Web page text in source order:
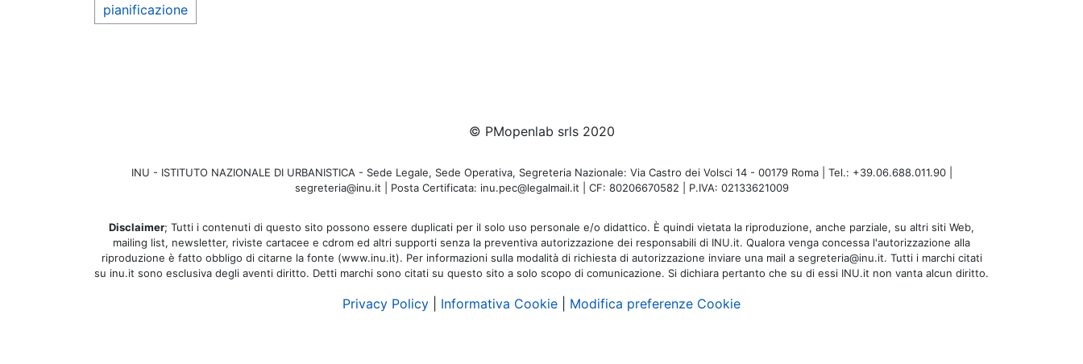
pianificazione
© PMopenlab srls 2020
INU - ISTITUTO NAZIONALE DI URBANISTICA - Sede Legale, Sede Operativa, Segreteria Nazionale: Via Castro dei Volsci 14 - 00179 Roma | Tel.: +39.06.688.011.90 |
segreteria@inu.it | Posta Certificata: inu.pec@legalmail.it | CF: 80206670582 | P.IVA: 02133621009
Disclaimer; Tutti i contenuti di questo sito possono essere duplicati per il solo uso personale e/o didattico. È quindi vietata la riproduzione, anche parziale, su altri siti Web,
mailing list, newsletter, riviste cartacee e cdrom ed altri supporti senza la preventiva autorizzazione dei responsabili di INU.it. Qualora venga concessa l'autorizzazione alla
riproduzione è fatto obbligo di citarne la fonte (www.inu.it). Per informazioni sulla modalità di richiesta di autorizzazione inviare una mail a segreteria@inu.it. Tutti i marchi citati
su inu.it sono esclusiva degli aventi diritto. Detti marchi sono citati su questo sito a solo scopo di comunicazione. Si dichiara pertanto che su di essi INU.it non vanta alcun diritto.
Privacy Policy Informativa Cookie Modifica preferenze Cookie